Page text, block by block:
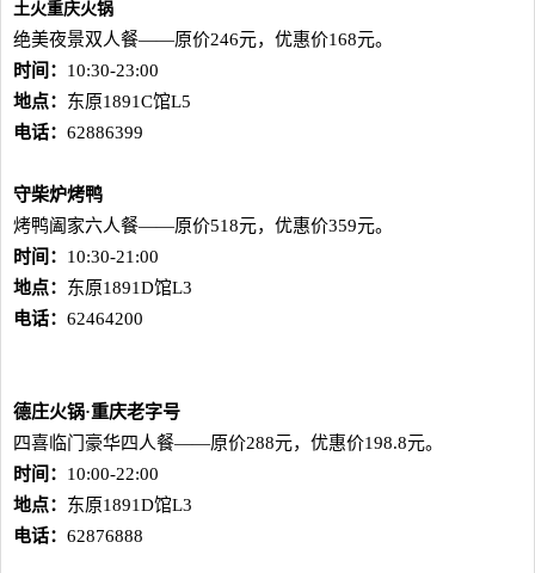
土火重庆火锅
绝美夜景双人餐——原价246元，优惠价168元。
时间： 10:30-23:00
地点： 东原1891C馆L5
电话： 62886399
守柴炉烤鸭
烤鸭阖家六人餐——原价518元，优惠价359元。
时间： 10:30-21:00
地点： 东原1891D馆L3
电话： 62464200
德庄火锅·重庆老字号
四喜临门豪华四人餐——原价288元，优惠价198.8元。
时间： 10:00-22:00
地点： 东原1891D馆L3
电话： 62876888